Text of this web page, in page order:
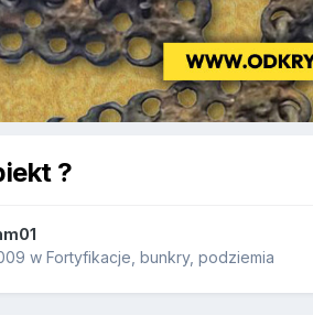
?
w Fortyfikacje, bunkry, podziemia